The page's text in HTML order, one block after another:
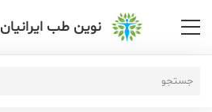
نوین طب ایرانیان